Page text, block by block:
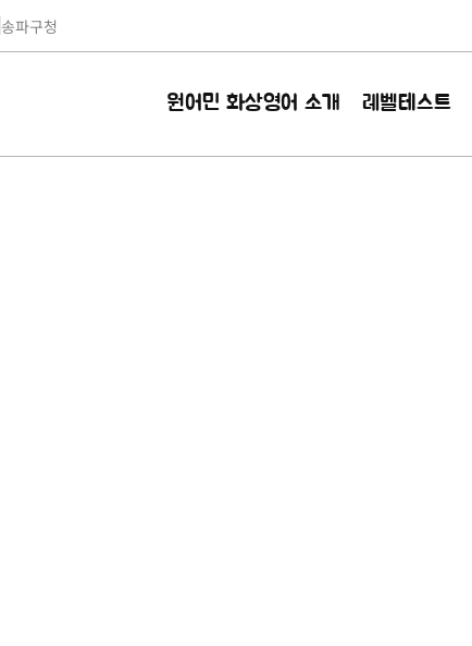
송파구청
원어민 화상영어 소개 레벨테스트